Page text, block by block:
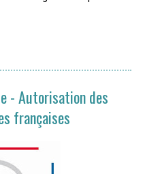
- Autorisation des
françaises